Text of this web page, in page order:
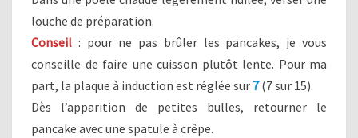
louche de préparation.
Conseil : pour ne pas brûler les pancakes, je vous
conseille de faire une cuisson plutôt lente. Pour ma
part, la plaque à induction est réglée sur 7(7 sur 15).
Dès l’apparition de petites bulles, retourner le
pancake avec une spatule à crêpe.